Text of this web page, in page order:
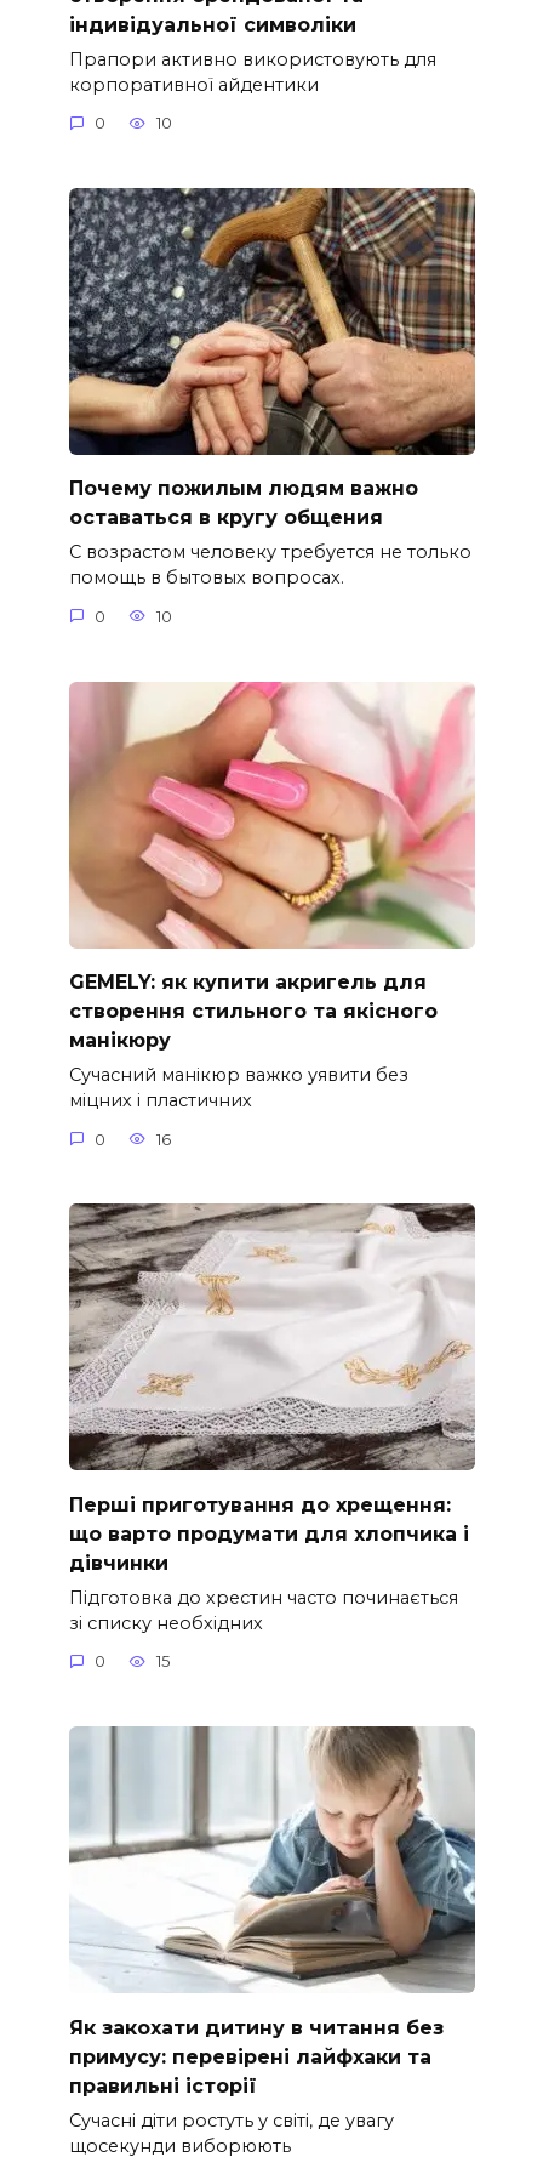
індивідуальної символіки
Прапори активно використовують для
корпоративної айдентики
0 10
Почему пожилым людям важно
оставаться в кругу общения
С возрастом человеку требуется не только
помощь в бытовых вопросах.
0 10
GEMELY: як купити акригель для
створення стильного та якісного
манікюру
Сучасний манікюр важко уявити без
міцних і пластичних
0 16
Перші приготування до хрещення:
що варто продумати для хлопчика і
дівчинки
Підготовка до хрестин часто починається
зі списку необхідних
0 15
Як закохати дитину в читання без
примусу: перевірені лайфхаки та
правильні історії
Сучасні діти ростуть у світі, де увагу
щосекунди виборюють